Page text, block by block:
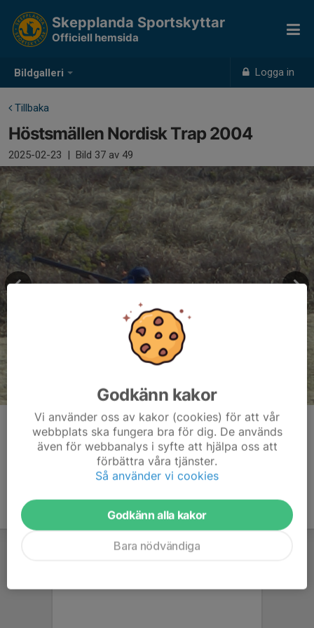
Bildgalleri Logga in
Skepplanda Sportskyttar
Officiell hemsida
Tillbaka
Höstsmällen Nordisk Trap 2004
2025-02-23 | Bild 37 av 49
Kommentarer
Godkänn kakor
Vi använder oss av kakor (cookies) för att vår
webbplats ska fungera bra för dig. De används
även för webbanalys i syfte att hjälpa oss att
förbättra våra tjänster.
Så använder vi cookies
Godkänn alla kakor
Bara nödvändiga